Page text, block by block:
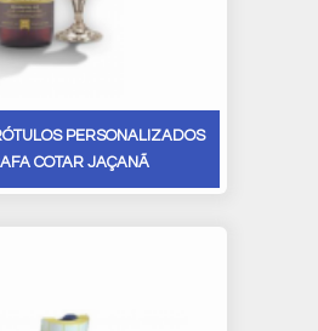
PERSONALIZADOS
COTAR JAÇANÃ